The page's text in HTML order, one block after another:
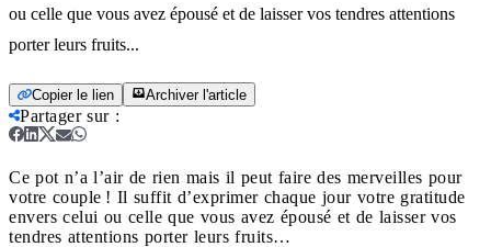
ou celle que vous avez épousé et de laisser vos tendres attentions
porter leurs fruits...
Copier le lien Archiver l'article
Partager sur:
Ce pot n’a l’air de rien mais il peut faire des merveilles pour
votre couple ! Il suffit d’exprimer chaque jour votre gratitude
envers celui ou celle que vous avez épousé et de laisser vos
tendres attentions porter leurs fruits…